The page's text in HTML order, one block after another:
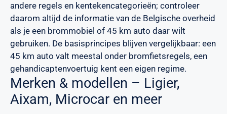
andere regels en kentekencategorieën; controleer
daarom altijd de informatie van de Belgische overheid
als je een brommobiel of 45 km auto daar wilt
gebruiken. De basisprincipes blijven vergelijkbaar: een
45 km auto valt meestal onder bromfietsregels, een
gehandicaptenvoertuig kent een eigen regime.
Merken & modellen – Ligier,
Aixam, Microcar en meer